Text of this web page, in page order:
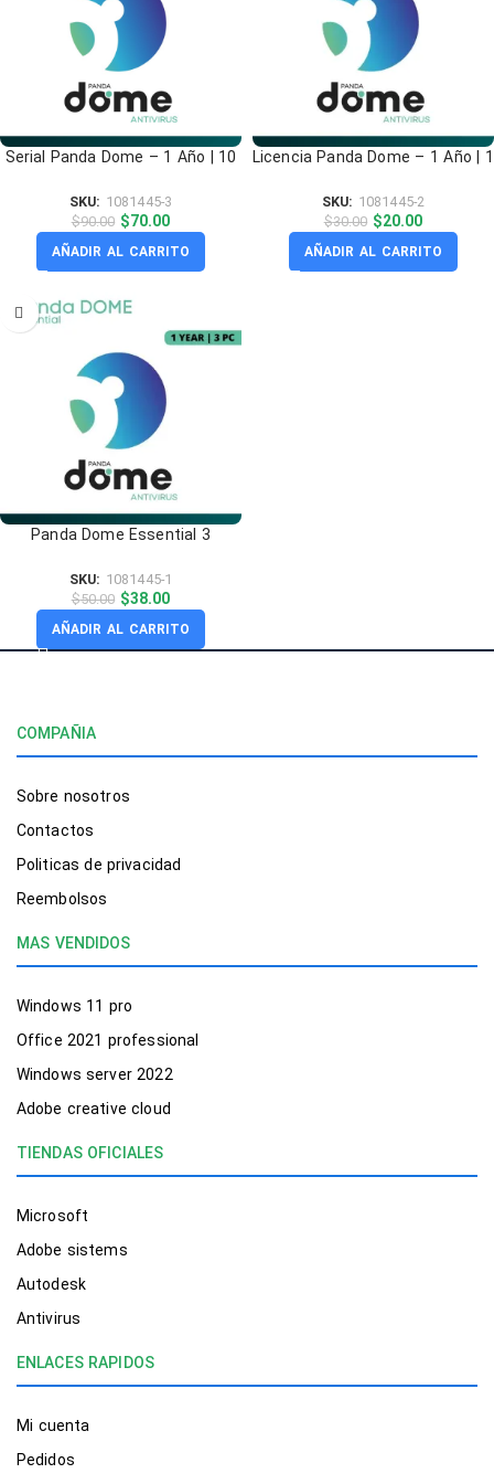
Serial Panda Dome – 1 Año | 10
SKU: 1081445-3
$90.00 $70.00
AÑADIR AL CARRITO
Licencia Panda Dome – 1 Año | 1
SKU: 1081445-2
$30.00 $20.00
AÑADIR AL CARRITO
Panda Dome Essential 3
SKU: 1081445-1
$50.00 $38.00
AÑADIR AL CARRITO
COMPAÑIA
Sobre nosotros
Contactos
Politicas de privacidad
Reembolsos
MAS VENDIDOS
Windows 11 pro
Office 2021 professional
Windows server 2022
Adobe creative cloud
TIENDAS OFICIALES
Microsoft
Adobe sistems
Autodesk
Antivirus
ENLACES RAPIDOS
Mi cuenta
Pedidos